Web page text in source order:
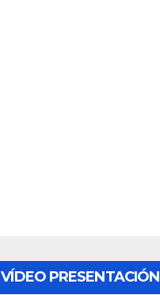
VÍDEO PRESENTACIÓN